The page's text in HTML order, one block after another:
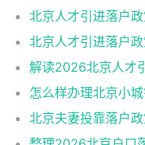
北京人才引进落户
解读2026北京人才